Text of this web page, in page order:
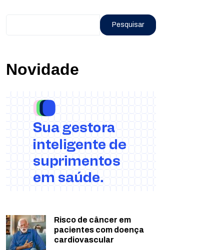
Pesquisar
Novidade
Risco de câncer em
pacientes com doença
cardiovascular